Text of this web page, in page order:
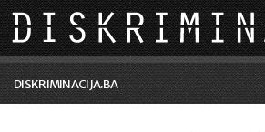
Skip to main content
DISKRIMINACIJA.BA